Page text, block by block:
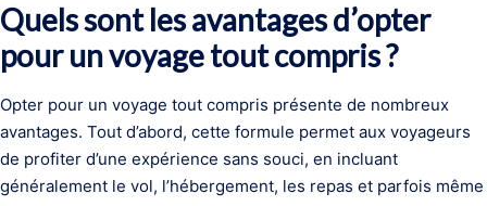
Quels sont les avantages d’opter
pour un voyage tout compris ?
Opter pour un voyage tout compris présente de nombreux
avantages. Tout d’abord, cette formule permet aux voyageurs
de profiter d’une expérience sans souci, en incluant
généralement le vol, l’hébergement, les repas et parfois même